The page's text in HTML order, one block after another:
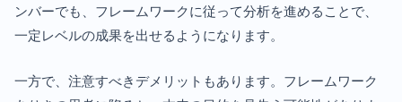
ンバーでも、フレームワークに従って分析を進めることで、
一定レベルの成果を出せるようになります。
一方で、注意すべきデメリットもあります。フレームワーク